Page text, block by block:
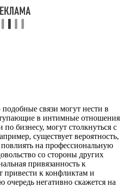
связи могут нести в
в интимные отношения
бизнесу, могут столкнуться с
существует вероятность,
на профессиональную
со стороны других
привязанность к
привести к конфликтам и
негативно скажется на